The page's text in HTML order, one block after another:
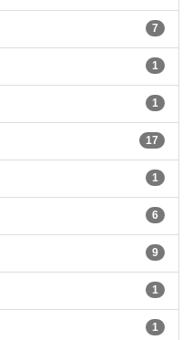
7
1
1
17
1
6
9
1
1